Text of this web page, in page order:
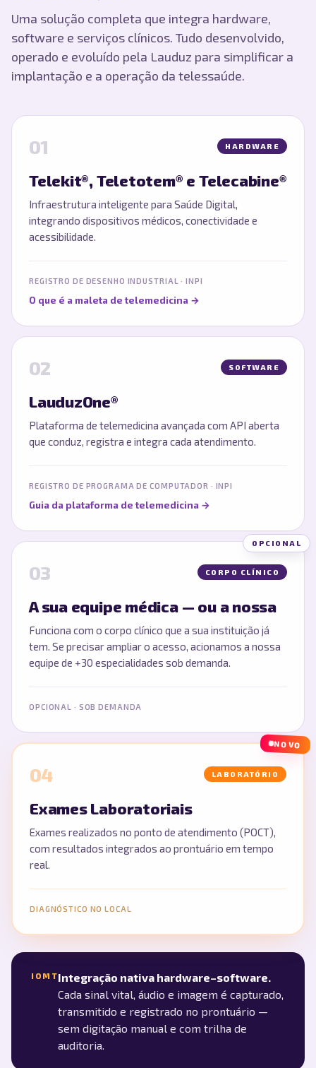
Uma solução completa que integra hardware,
software e serviços clínicos. Tudo desenvolvido,
operado e evoluído pela Lauduz para simplificar a
implantação e a operação da telessaúde.
01 HARDWARE
Telekit®, Teletotem® e Telecabine®
Infraestrutura inteligente para Saúde Digital,
integrando dispositivos médicos, conectividade e
acessibilidade.
REGISTRO DE DESENHO INDUSTRIAL · INPI
O que é a maleta de telemedicina →
02 SOFTWARE
LauduzOne®
Plataforma de telemedicina avançada com API aberta
que conduz, registra e integra cada atendimento.
REGISTRO DE PROGRAMA DE COMPUTADOR · INPI
Guia da plataforma de telemedicina →
OPCIONAL
03 CORPO CLÍNICO
A sua equipe médica — ou a nossa
Funciona com o corpo clínico que a sua instituição já
tem. Se precisar ampliar o acesso, acionamos a nossa
equipe de +30 especialidades sob demanda.
OPCIONAL · SOB DEMANDA
NOVO
04 LABORATÓRIO
Exames Laboratoriais
Exames realizados no ponto de atendimento (POCT),
com resultados integrados ao prontuário em tempo
real.
DIAGNÓSTICO NO LOCAL
IOMTIntegração nativa hardware–software.
Cada sinal vital, áudio e imagem é capturado,
transmitido e registrado no prontuário —
sem digitação manual e com trilha de
auditoria.